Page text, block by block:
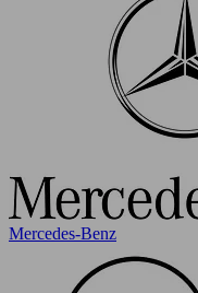
Mercedes-Benz